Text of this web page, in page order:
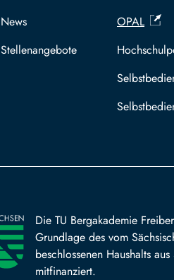
News
Stellenangebote
OPAL
Die TU Bergakademie
Grundlage des vom
beschlossenen Haushalts
mitfinanziert.